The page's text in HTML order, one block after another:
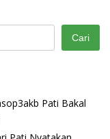
Cari
Pati Bakal